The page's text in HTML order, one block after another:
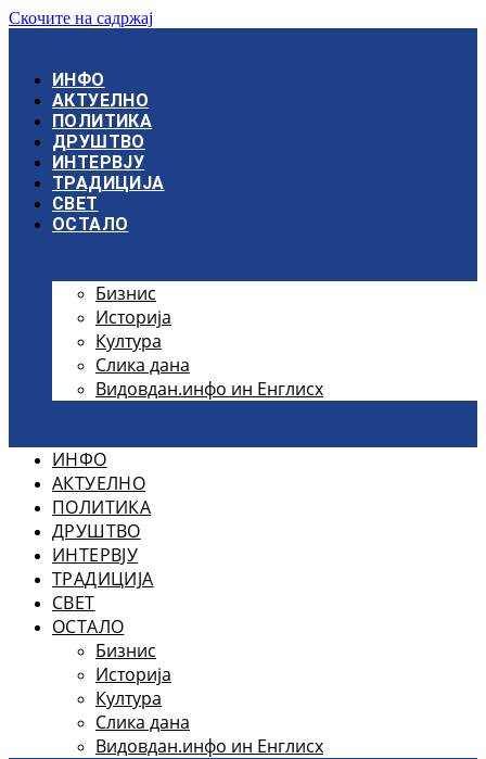
Скочите на садржај
ИНФО
АКТУЕЛНО
ПОЛИТИКА
ДРУШТВО
ИНТЕРВЈУ
ТРАДИЦИЈА
СВЕТ
ОСТАЛО
Бизнис
Историја
Култура
Слика дана
Видовдан.инфо ин Енглисх
ИНФО
АКТУЕЛНО
ПОЛИТИКА
ДРУШТВО
ИНТЕРВЈУ
ТРАДИЦИЈА
СВЕТ
ОСТАЛО
Бизнис
Историја
Култура
Слика дана
Видовдан.инфо ин Енглисх